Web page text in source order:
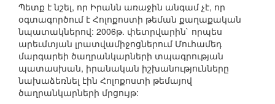
Պետք է նշել, որ Իրանն առաջին անգամ չէ, որ
օգտագործում է Հոլոքոստի թեման քաղաքական
նպատակներով: 2006թ. փետրվարին` որպես
արեւմտյան լրատվամիջոցներում Մուհամեդ
մարգարեի ծաղրանկարների տպագրության
պատասխան, իրանական իշխանությունները
նախաձեռնել էին Հոլոքոստի թեմայով
ծաղրանկարների մրցույթ: